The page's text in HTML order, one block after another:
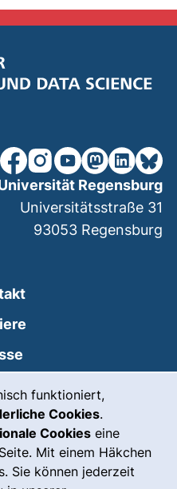
funktioniert,
Cookies.
Cookies eine
Mit einem Häkchen
Sie können jederzeit
unsere Facebook-Seite
unsere Instagram-
unsere YouTube-
unsereunsere
(externer Link, öffnet
Regensburg
Universitätsstraße 31
93053 Regensburg